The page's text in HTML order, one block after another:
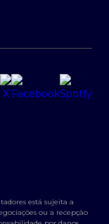
está sujeita a
ou a recepção